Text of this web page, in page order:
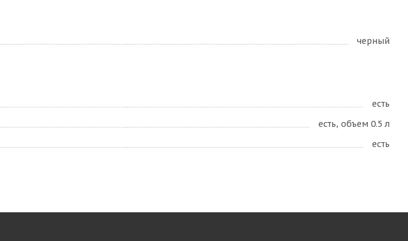
черный
есть
есть, объем 0.5 л
есть